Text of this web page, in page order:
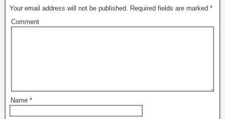
Your email address will not be published. Required fields are marked *
Comment
Name *